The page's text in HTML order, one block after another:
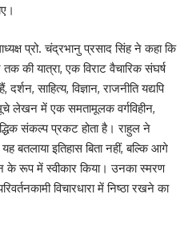
प्रो. चंद्रभानु प्रसाद सिंह ने कहा कि
की यात्रा, एक विराट वैचारिक संघर्ष
साहित्य, विज्ञान, राजनीति यद्यपि
लेखन में एक समतामूलक वर्गविहीन,
संकल्प प्रकट होता है। राहुल ने
बतलाया इतिहास बिता नहीं, बल्कि आगे
के रूप में स्वीकार किया। उनका स्मरण
विचारधारा में निष्ठा रखने का